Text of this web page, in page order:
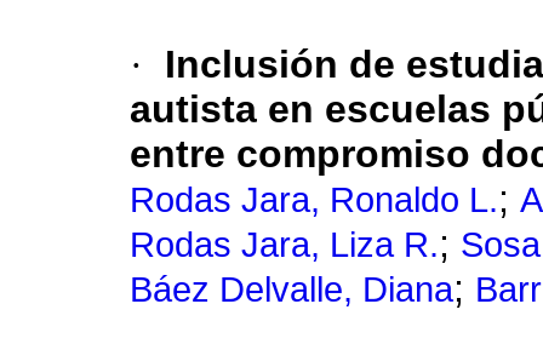
·
Inclusión de
autista en escuelas
entre compromiso
Rodas Jara, Ronaldo L.;
Rodas Jara, Liza R.;
Báez Delvalle, Diana;